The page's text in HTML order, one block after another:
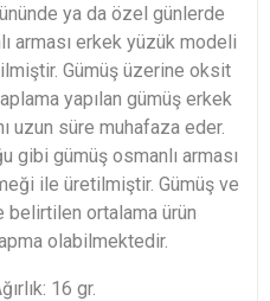
ya da özel günlerde
arması erkek yüzük modeli
Gümüş üzerine oksit
yapılan gümüş erkek
uzun süre muhafaza eder.
gibi gümüş osmanlı arması
ile üretilmiştir. Gümüş ve
ortalama ürün
olabilmektedir.​
16 gr.